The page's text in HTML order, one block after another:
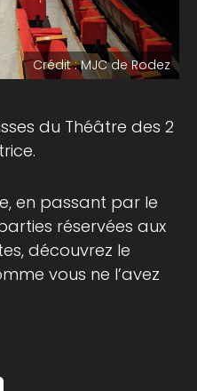
Crédit : MJC de Rodez
du Théâtre des 2
en passant par le
réservées aux
découvrez le
vous ne l’avez